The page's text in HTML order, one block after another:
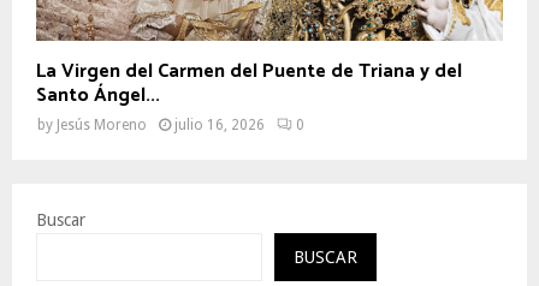
La Virgen del Carmen del Puente de Triana y del
Santo Ángel...
by Jesús Moreno julio 16, 2026 0
Buscar
BUSCAR